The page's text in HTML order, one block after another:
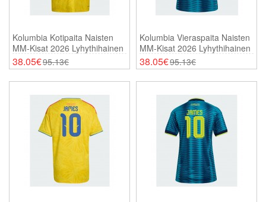
Kolumbia Kotipaita Naisten
MM-Kisat 2026 Lyhythihainen
38.05€95.13€
Kolumbia Vieraspaita Naisten
MM-Kisat 2026 Lyhythihainen
38.05€95.13€